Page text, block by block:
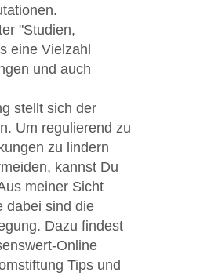
"Studien,
eine Vielzahl
und auch
stellt sich der
Um regulierend zu
zu lindern
kannst Du
meiner Sicht
dabei sind die
Dazu findest
Online
Tips und